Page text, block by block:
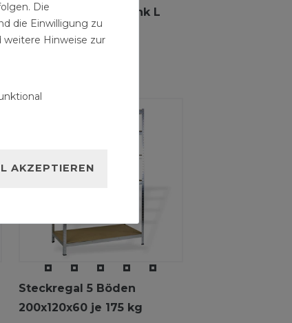
Profi - Klappwerkbank L
100x50 cm
Steckregal 5 Böden
200x120x60 je 175 kg
Die
die Einwilligung zu
weitere Hinweise zur
AKZEPTIEREN